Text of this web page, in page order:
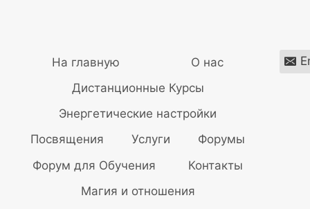
На главную
О нас
Дистанционные Курсы
Энергетические настройки
Посвящения
Услуги
Форумы
Форум для Обучения
Контакты
Магия и отношения